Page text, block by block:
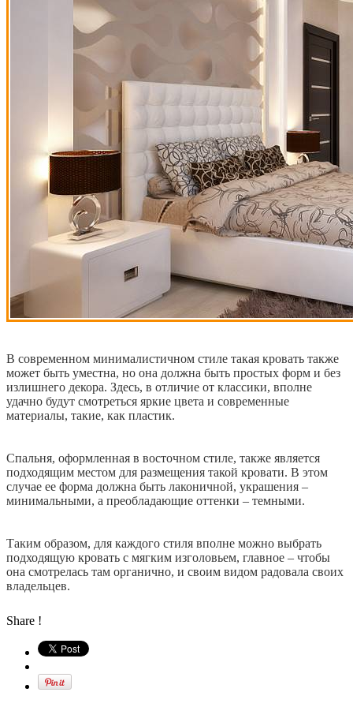
В современном минималистичном стиле такая кровать также
может быть уместна, но она должна быть простых форм и без
излишнего декора. Здесь, в отличие от классики, вполне
удачно будут смотреться яркие цвета и современные
материалы, такие, как пластик.
Спальня, оформленная в восточном стиле, также является
подходящим местом для размещения такой кровати. В этом
случае ее форма должна быть лаконичной, украшения –
минимальными, а преобладающие оттенки – темными.
Таким образом, для каждого стиля вполне можно выбрать
подходящую кровать с мягким изголовьем, главное – чтобы
она смотрелась там органично, и своим видом радовала своих
владельцев.
Share !